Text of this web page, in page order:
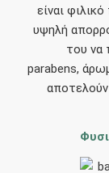
είναι
υψηλή
του να
parabens,
αποτελούν